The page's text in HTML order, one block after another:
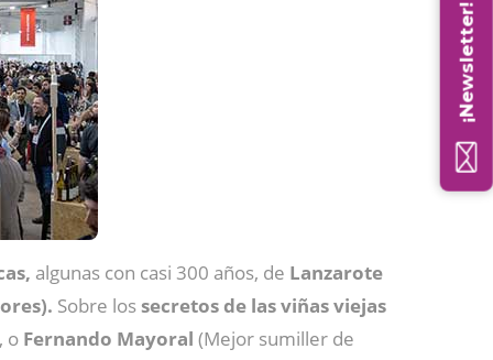
algunas con casi 300 años, de Lanzarote
Sobre lossecretos de las viñas viejas
o Fernando Mayoral (Mejor sumiller de
¡Newsletter!